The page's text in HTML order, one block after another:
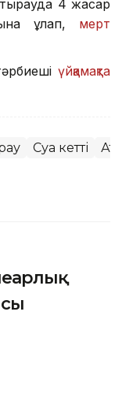
4 жасар
құлап, мерт
үйқамақта
Суға кетті